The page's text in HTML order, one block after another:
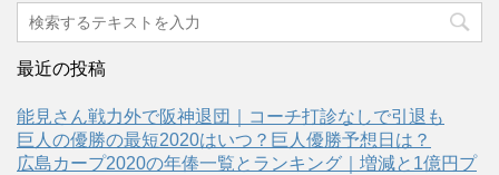
最近の投稿
能見さん戦力外で阪神退団｜コーチ打診なしで引退も
巨人の優勝の最短2020はいつ？巨人優勝予想日は？
広島カープ2020の年俸一覧とランキング｜増減と1億円プ